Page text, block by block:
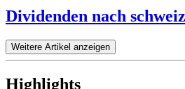
Dividenden nach
Weitere Artikel anzeigen
Highlights